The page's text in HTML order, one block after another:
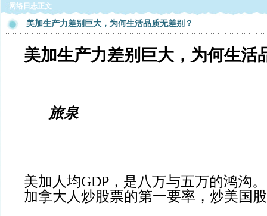
网络日志正文
美加生产力差别巨大，为何生活品质无差别？
美加生产力差别巨大，为何生活
旅泉
美加人均GDP，是八万与五万的鸿沟
加拿大人炒股票的第一要率，炒美国